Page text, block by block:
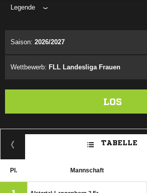
Legende
Saison: 2026/2027
Wettbewerb: FLL Landesliga Frauen
LOS
TABELLE
Pl. Mannschaft